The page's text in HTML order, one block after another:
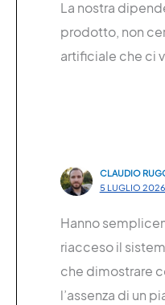
La nostra
prodotto, non
artificiale che ci
CLAUDIO
5 LUGLIO
Hanno
riacceso il
che dimostrare
l’assenza di un